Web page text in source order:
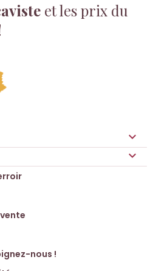
et les prix du


nous !